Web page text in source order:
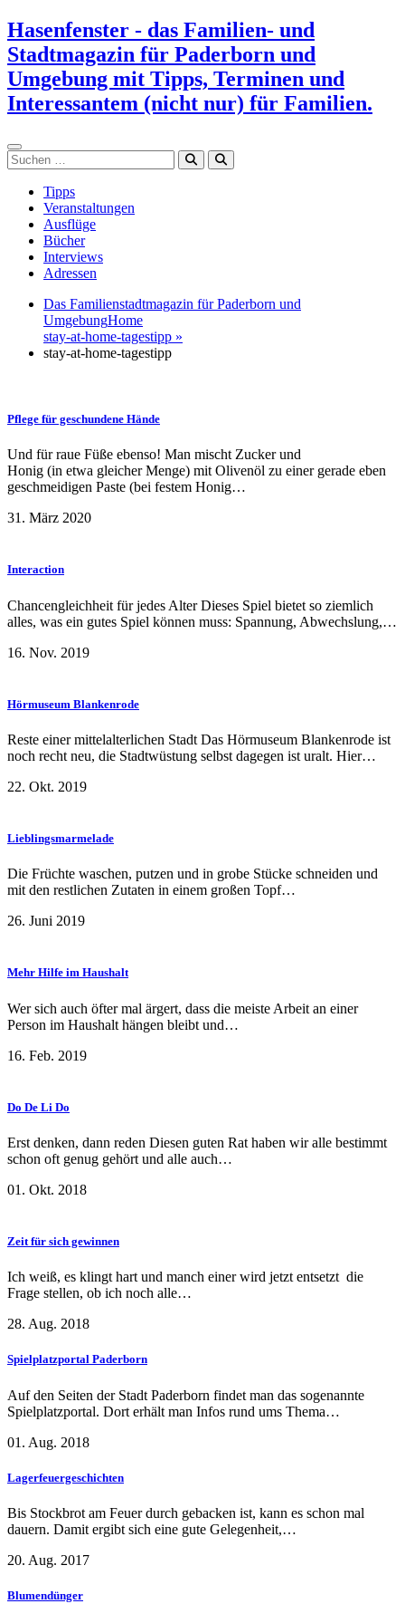
Zum
Inhalt
springen
Hasenfenster - das Familien- und
Stadtmagazin für Paderborn und
Umgebung mit Tipps, Terminen und
Interessantem (nicht nur) für Familien.
Suchen
Tipps
Veranstaltungen
Ausflüge
Bücher
Interviews
Adressen
Das Familienstadtmagazin für Paderborn und
UmgebungHome
stay-at-home-tagestipp »
stay-at-home-tagestipp
Pflege für geschundene Hände
Und für raue Füße ebenso! Man mischt Zucker und
Honig (in etwa gleicher Menge) mit Olivenöl zu einer gerade eben
geschmeidigen Paste (bei festem Honig…
31. März 2020
Interaction
Chancengleichheit für jedes Alter Dieses Spiel bietet so ziemlich
alles, was ein gutes Spiel können muss: Spannung, Abwechslung,…
16. Nov. 2019
Hörmuseum Blankenrode
Reste einer mittelalterlichen Stadt Das Hörmuseum Blankenrode ist
noch recht neu, die Stadtwüstung selbst dagegen ist uralt. Hier…
22. Okt. 2019
Lieblingsmarmelade
Die Früchte waschen, putzen und in grobe Stücke schneiden und
mit den restlichen Zutaten in einem großen Topf…
26. Juni 2019
Mehr Hilfe im Haushalt
Wer sich auch öfter mal ärgert, dass die meiste Arbeit an einer
Person im Haushalt hängen bleibt und…
16. Feb. 2019
Do De Li Do
Erst denken, dann reden Diesen guten Rat haben wir alle bestimmt
schon oft genug gehört und alle auch…
01. Okt. 2018
Zeit für sich gewinnen
Ich weiß, es klingt hart und manch einer wird jetzt entsetzt die
Frage stellen, ob ich noch alle…
28. Aug. 2018
Spielplatzportal Paderborn
Auf den Seiten der Stadt Paderborn findet man das sogenannte
Spielplatzportal. Dort erhält man Infos rund ums Thema…
01. Aug. 2018
Lagerfeuergeschichten
Bis Stockbrot am Feuer durch gebacken ist, kann es schon mal
dauern. Damit ergibt sich eine gute Gelegenheit,…
20. Aug. 2017
Blumendünger